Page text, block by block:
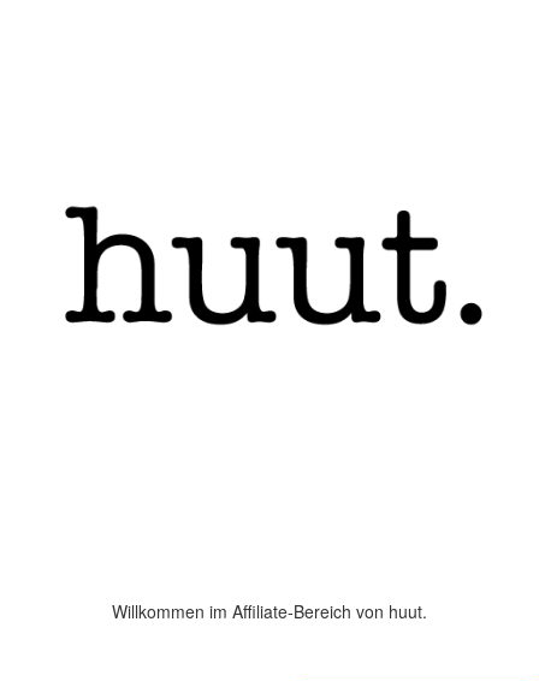
Willkommen im Affiliate-Bereich von huut.